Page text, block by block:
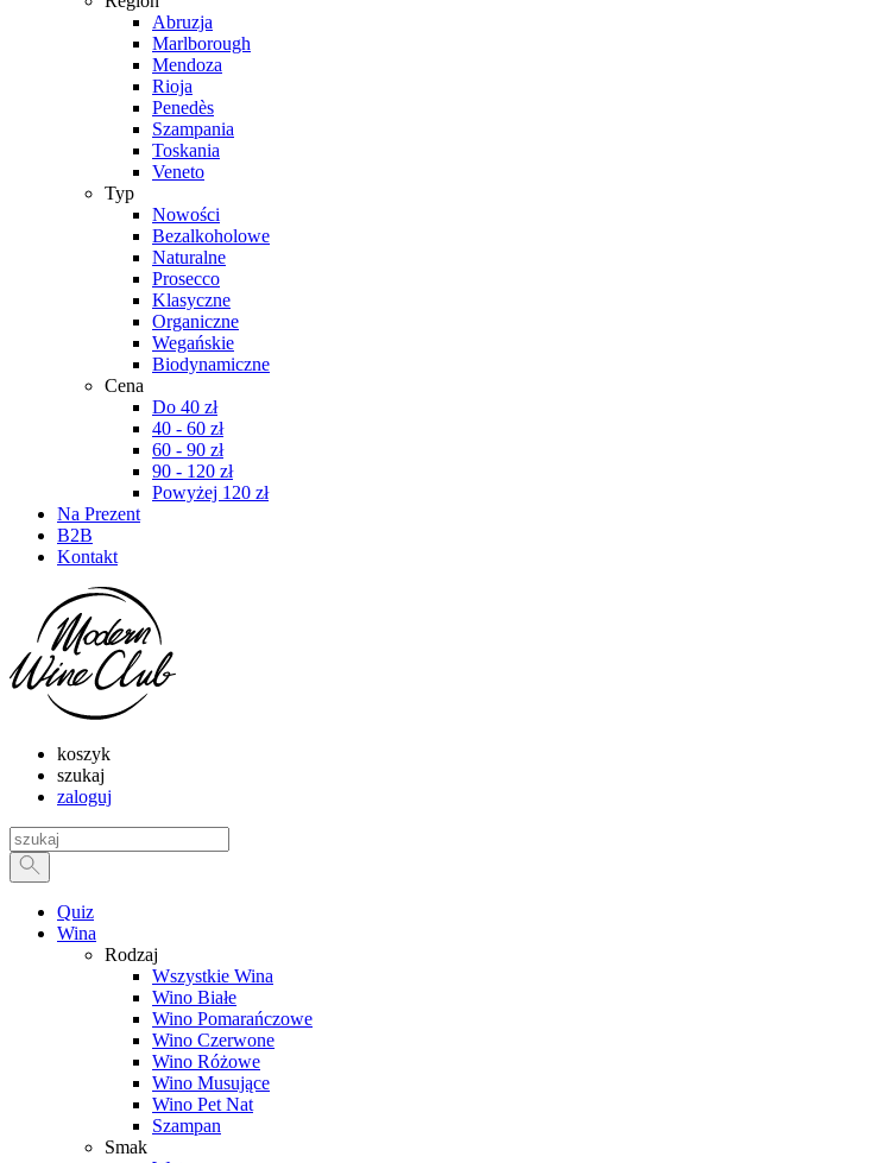
Abruzja
Marlborough
Mendoza
Rioja
Penedès
Szampania
Toskania
Veneto
Typ
Nowości
Bezalkoholowe
Naturalne
Prosecco
Klasyczne
Organiczne
Wegańskie
Biodynamiczne
Cena
Do 40 zł
40 - 60 zł
60 - 90 zł
90 - 120 zł
Powyżej 120 zł
Na Prezent
B2B
Kontakt
koszyk
szukaj
zaloguj
Quiz
Wina
Rodzaj
Wszystkie Wina
Wino Białe
Wino Pomarańczowe
Wino Czerwone
Wino Różowe
Wino Musujące
Wino Pet Nat
Szampan
Smak